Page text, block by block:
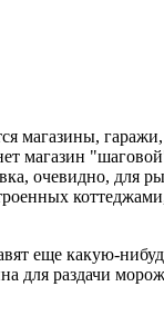
магазины,
магазин
очевидно, для
еще какую-
для раздачи